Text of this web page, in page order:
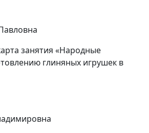
занятия «Народные
глиняных игрушек в